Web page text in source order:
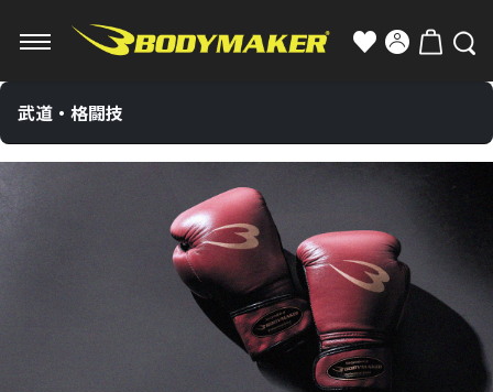
武道・格闘技